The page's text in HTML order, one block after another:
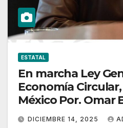
ESTATAL
En marcha Ley
Economía
México Por. Omar
DICIEMBRE 14, 2025